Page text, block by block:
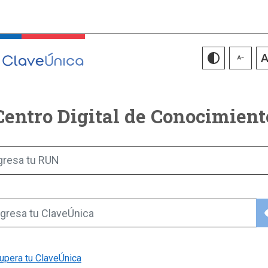
Digital de
tu RUN
tu ClaveÚnica
tu ClaveÚnica